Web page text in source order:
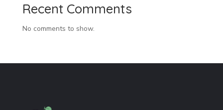
Recent Comments
No comments to show.